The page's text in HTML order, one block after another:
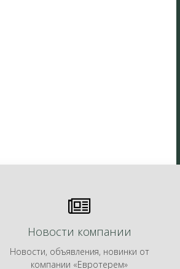
Новости компании
Новости, объявления, новинки от
компании «Евротерем»